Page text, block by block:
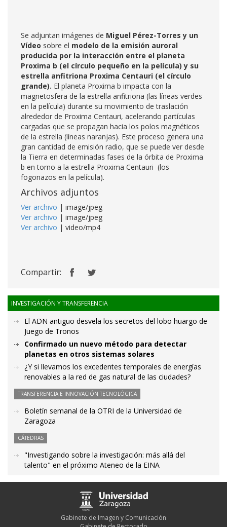
Se adjuntan imágenes de Miguel Pérez-Torres y un
Vídeo sobre el modelo de la emisión auroral
producida por la interacción entre el planeta
Proxima b (el círculo pequeño en la película) y su
estrella anfitriona Proxima Centauri (el círculo
grande). El planeta Proxima b impacta con la
magnetosfera de la estrella anfitriona (las líneas verdes
en la película) durante su movimiento de traslación
alrededor de Proxima Centauri, acelerando partículas
cargadas que se propagan hacia los polos magnéticos
de la estrella (líneas naranjas). Este proceso genera una
gran cantidad de emisión radio, que se puede ver desde
la Tierra en determinadas fases de la órbita de Proxima
b en torno a la estrella Proxima Centauri (los
fogonazos en la película).
Archivos adjuntos
Ver archivo | image/jpeg
Ver archivo | image/jpeg
Ver archivo | video/mp4
Compartir:
INVESTIGACIÓN Y TRANSFERENCIA
El ADN antiguo desvela los secretos del lobo huargo de
Juego de Tronos
Confirmado un nuevo método para detectar
planetas en otros sistemas solares
¿Y si llevamos los excedentes temporales de energías
renovables a la red de gas natural de las ciudades?
TRANSFERENCIA E INNOVACIÓN TECNOLÓGICA
Boletín semanal de la OTRI de la Universidad de
Zaragoza
CÁTEDRAS
"Investigando sobre la investigación: más allá del
talento" en el próximo Ateneo de la EINA
Gabinete de Imagen y Comunicación